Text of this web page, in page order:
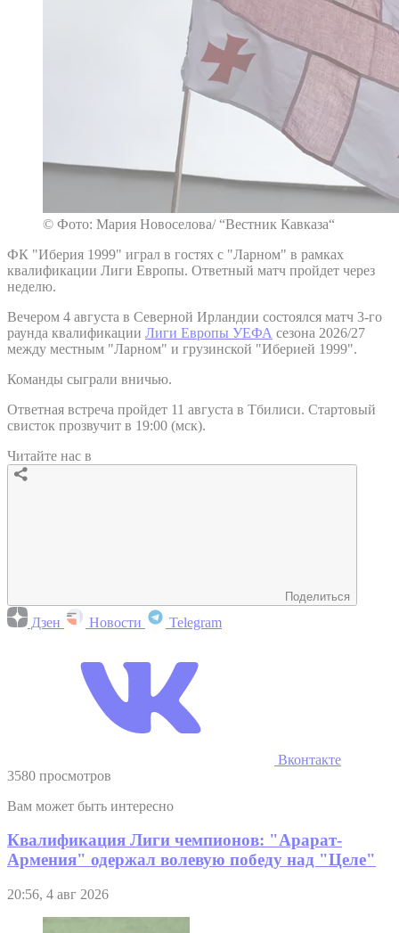
© Фото: Мария Новоселова/ “Вестник Кавказа“
ФК "Иберия 1999" играл в гостях с "Ларном" в рамках
квалификации Лиги Европы. Ответный матч пройдет через
неделю.
Вечером 4 августа в Северной Ирландии состоялся матч 3-го
раунда квалификации Лиги Европы УЕФА сезона 2026/27
между местным "Ларном" и грузинской "Иберией 1999".
Команды сыграли вничью.
Ответная встреча пройдет 11 августа в Тбилиси. Стартовый
свисток прозвучит в 19:00 (мск).
Читайте нас в
Поделиться
Дзен Новости Telegram
Вконтакте
3580 просмотров
Вам может быть интересно
Квалификация Лиги чемпионов: "Арарат-
Армения" одержал волевую победу над "Целе"
20:56, 4 авг 2026